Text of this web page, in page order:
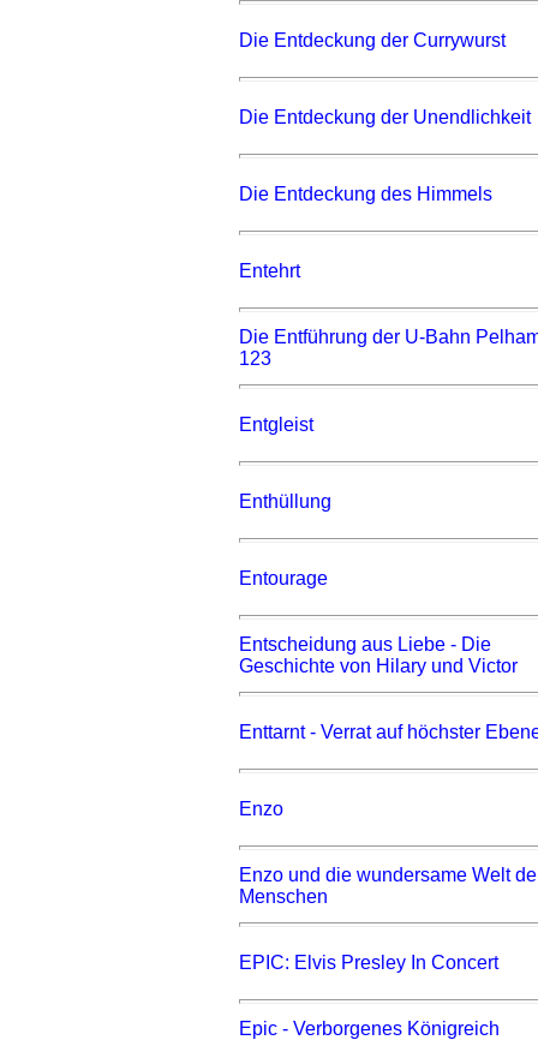
Die Entdeckung der Currywurst
Die Entdeckung der Unendlichkeit
Die Entdeckung des Himmels
Entehrt
Die Entführung der U-Bahn
123
Entgleist
Enthüllung
Entourage
Entscheidung aus Liebe - Die
Geschichte von Hilary und Victor
Enttarnt - Verrat auf höchster
Enzo
Enzo und die wundersame Welt
Menschen
EPIC: Elvis Presley In Concert
Epic - Verborgenes Königreich